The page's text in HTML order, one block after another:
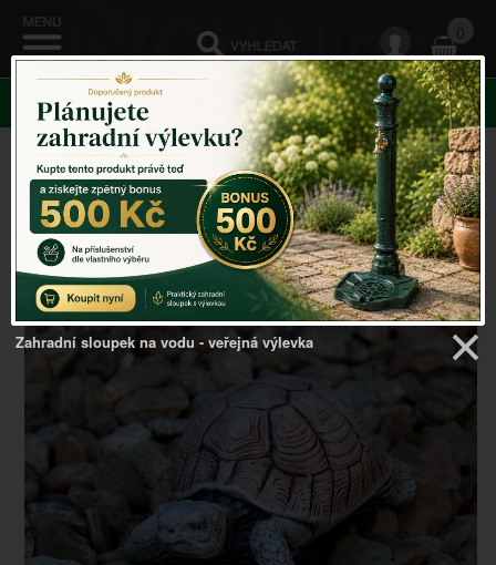
0
KATEGORIE
Venkovský domov ->ZAHRADNÍ SOCHY->Dekorace
do zahrady želva 11,5x18,5x8cm
Zahradní sloupek na vodu - veřejná výlevka